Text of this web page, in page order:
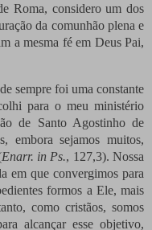
Roma, considero um dos
da comunhão plena e
a mesma fé em Deus Pai,
sempre foi uma constante
para o meu ministério
de Santo Agostinho de
embora sejamos muitos,
Enarr. in Ps., 127,3). Nossa
em que convergimos para
formos a Ele, mais
como cristãos, somos
alcançar esse objetivo,